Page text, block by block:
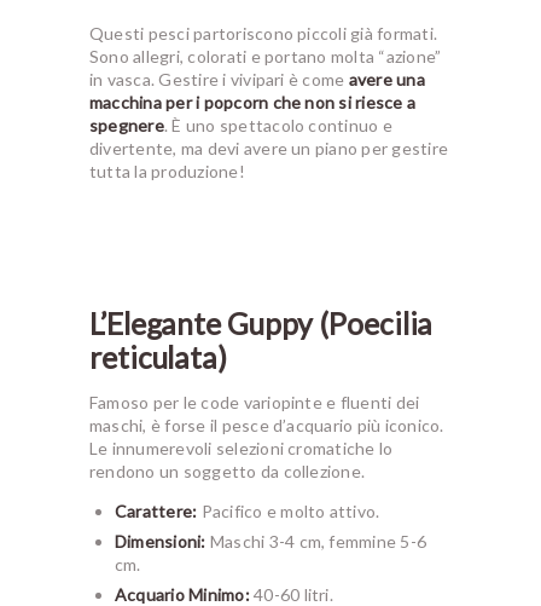
Questi pesci partoriscono piccoli già formati.
Sono allegri, colorati e portano molta “azione”
in vasca. Gestire i vivipari è come avere una
macchina per i popcorn che non si riesce a
spegnere. È uno spettacolo continuo e
divertente, ma devi avere un piano per gestire
tutta la produzione!
L’Elegante Guppy (Poecilia
reticulata)
Famoso per le code variopinte e fluenti dei
maschi, è forse il pesce d’acquario più iconico.
Le innumerevoli selezioni cromatiche lo
rendono un soggetto da collezione.
Carattere: Pacifico e molto attivo.
Dimensioni: Maschi 3-4 cm, femmine 5-6
cm.
Acquario Minimo:40-60 litri.